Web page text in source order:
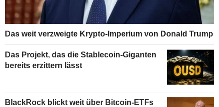
Das weit verzweigte Krypto-Imperium von Donald Trump
Das Projekt, das die Stablecoin-Giganten
bereits erzittern lässt
BlackRock blickt weit über Bitcoin-ETFs